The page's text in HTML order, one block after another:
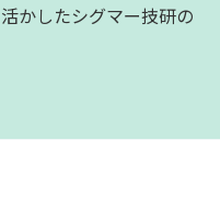
かしたシグマー技研の